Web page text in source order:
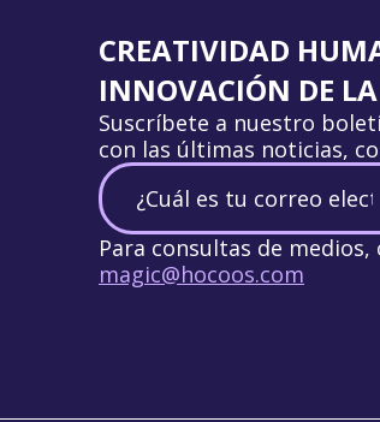
CREATIVIDAD
INNOVACIÓN DE
Suscríbete a nuestro
con las últimas noticias,
Para consultas de
magic@hocoos.com